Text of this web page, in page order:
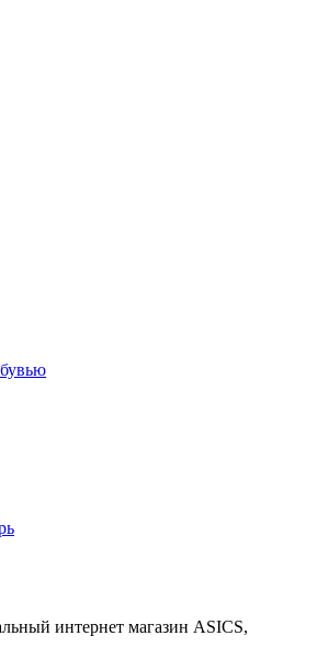
интернет магазин ASICS,